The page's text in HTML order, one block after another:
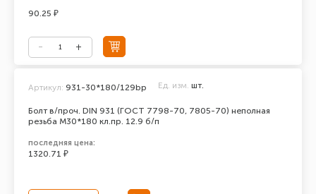
90.25 ₽
Болт в/проч. DIN 931 (ГОСТ 7798-70, 7805-70) неполная
резьба М30*180 кл.пр. 12.9 б/п
Артикул: 931-30*180/129bp Ед. изм. шт.
последняя цена:
1320.71 ₽